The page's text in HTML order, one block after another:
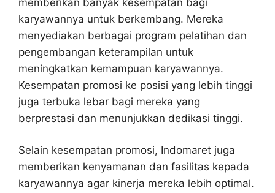
karyawannya untuk berkembang. Mereka
menyediakan berbagai program pelatihan dan
pengembangan keterampilan untuk
meningkatkan kemampuan karyawannya.
Kesempatan promosi ke posisi yang lebih tinggi
juga terbuka lebar bagi mereka yang
berprestasi dan menunjukkan dedikasi tinggi.
Selain kesempatan promosi, Indomaret juga
memberikan kenyamanan dan fasilitas kepada
karyawannya agar kinerja mereka lebih optimal.